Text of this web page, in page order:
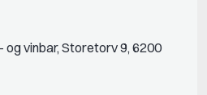
og vinbar, Storetorv 9, 6200